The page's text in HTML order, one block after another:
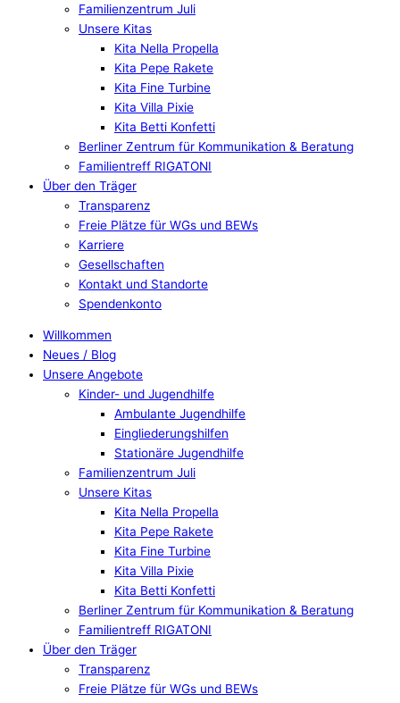
Familienzentrum Juli
Unsere Kitas
Kita Nella Propella
Kita Pepe Rakete
Kita Fine Turbine
Kita Villa Pixie
Kita Betti Konfetti
Berliner Zentrum für Kommunikation & Beratung
Familientreff RIGATONI
Über den Träger
Transparenz
Freie Plätze für WGs und BEWs
Karriere
Gesellschaften
Kontakt und Standorte
Spendenkonto
Willkommen
Neues / Blog
Unsere Angebote
Kinder- und Jugendhilfe
Ambulante Jugendhilfe
Eingliederungshilfen
Stationäre Jugendhilfe
Familienzentrum Juli
Unsere Kitas
Kita Nella Propella
Kita Pepe Rakete
Kita Fine Turbine
Kita Villa Pixie
Kita Betti Konfetti
Berliner Zentrum für Kommunikation & Beratung
Familientreff RIGATONI
Über den Träger
Transparenz
Freie Plätze für WGs und BEWs